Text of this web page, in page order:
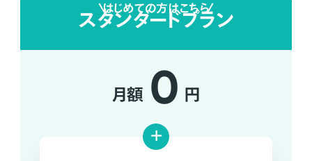
はじめての方はこちら
スタンダードプラン
月額 0 円
+